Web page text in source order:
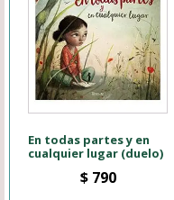
En todas partes y en
cualquier lugar (duelo)
$790